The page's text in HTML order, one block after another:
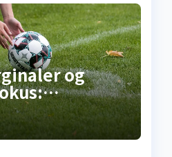
og
runde 35
i Falkirk